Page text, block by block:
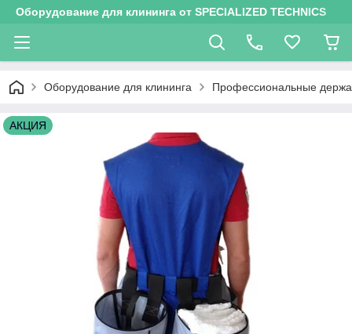
Оборудование для клининга от SPECIALIZED TECHNICS
Оборудование для клининга Профессиональные
АКЦИЯ